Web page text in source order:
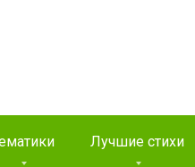
Лучшие стихи